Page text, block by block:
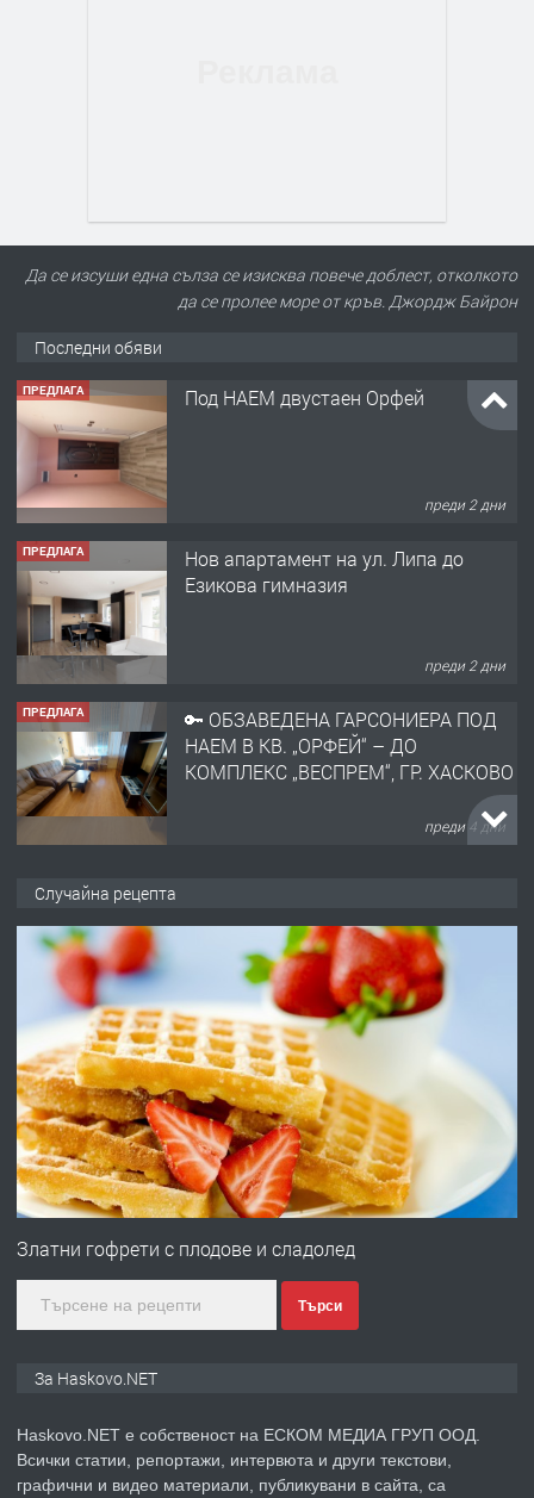
Да се изсуши една сълза се изисква повече доблест, отколкото
да се пролее море от кръв. Джордж Байрон
Последни обяви
ПРЕДЛАГА Под НАЕМ двустаен Орфей
преди 2 дни
ПРЕДЛАГА
Нов апартамент на ул. Липа до
Езикова гимназия
преди 2 дни
ПРЕДЛАГА
🔑 ОБЗАВЕДЕНА ГАРСОНИЕРА ПОД
НАЕМ В КВ. „ОРФЕЙ“ – ДО
КОМПЛЕКС „ВЕСПРЕМ“, ГР. ХАСКОВО
преди 4 дни
АПАРТАМЕНТ В ЦЕНТЪРА НА ГР.
ХАСКОВО
преди 5 дни
ПРЕДЛАГА Давам гараж под наем
ПРЕДЛАГА
№4120 Магазин/Офис под наем в кв.
градската градина!
преди 6 дни
Случайна рецепта
Златни гофрети с плодове и сладолед
Търси
За Haskovo.NET
Haskovo.NET е собственост на ЕСКОМ МЕДИА ГРУП ООД.
Всички статии, репортажи, интервюта и други текстови,
графични и видео материали, публикувани в сайта, са